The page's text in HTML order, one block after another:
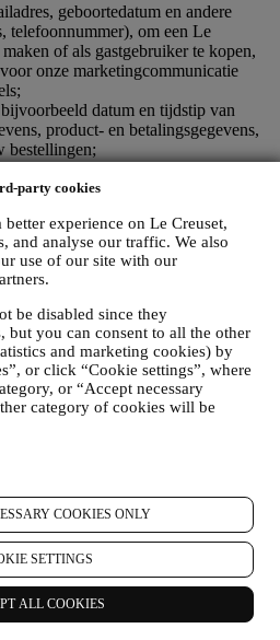
party cookies
experience on Le Creuset,
and analyse our traffic. We also
use of our site with our
be disabled since they
but you can consent to all the other
and marketing cookies) by
or click “Cookie settings”, where
or “Accept necessary
category of cookies will be
COOKIES ONLY
SETTINGS
ALL COOKIES
geboortedatum en andere
telefoonnummer), om een Le
of als gastgebruiker te kopen,
onze marketingcommunicatie
datum en tijdstip van
product- en betalingsgegevens,
bestellingen;
uw IP-adres, browserversie,
verzameld tijdens uw
(ongeacht of u een geregistreerde
gebruik te maken van logs en/of
zoals “cookies” (voor informatie over
door middel van cookies, zie
van onze diensten en
statistische analyse; in de meeste
kunnen identificeren aan de hand
klachten, vragen of interacties met
chats, berichten op sociale
persoonlijk identificeerbare
manier beschermd en u hebt de
8 hieronder worden uitgelegd.
voor de e-commercediensten die
is Le Creuset BENELUX NV
Le Creuset Benelux NV,